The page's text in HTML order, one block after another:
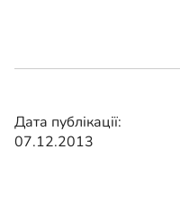
Дата публікації:
07.12.2013